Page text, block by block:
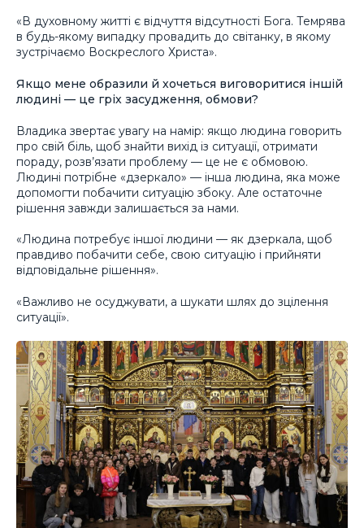
«В духовному житті є відчуття відсутності Бога. Темрява
в будь-якому випадку провадить до світанку, в якому
зустрічаємо Воскреслого Христа».
Якщо мене образили й хочеться виговоритися іншій
людині — це гріх засудження, обмови?
Владика звертає увагу на намір: якщо людина говорить
про свій біль, щоб знайти вихід із ситуації, отримати
пораду, розв’язати проблему — це не є обмовою.
Людині потрібне «дзеркало» — інша людина, яка може
допомогти побачити ситуацію збоку. Але остаточне
рішення завжди залишається за нами.
«Людина потребує іншої людини — як дзеркала, щоб
правдиво побачити себе, свою ситуацію і прийняти
відповідальне рішення».
«Важливо не осуджувати, а шукати шлях до зцілення
ситуації».